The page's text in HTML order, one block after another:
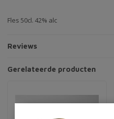
Fles 50cl. 42% alc
Reviews
Gerelateerde producten